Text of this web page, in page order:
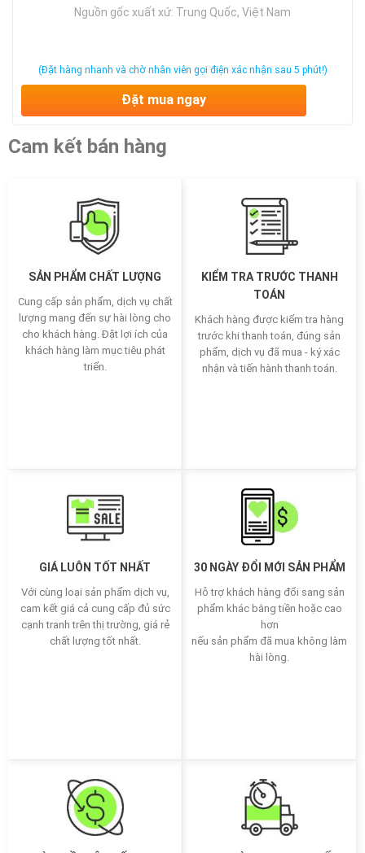
Nguồn gốc xuất xứ: Trung Quốc, Việt Nam
(Đặt hàng nhanh và chờ nhân viên gọi điện xác nhận sau 5 phút!)
Đặt mua ngay
Cam kết bán hàng
SẢN PHẨM CHẤT LƯỢNG
Cung cấp sản phẩm, dịch vụ chất
lượng mang đến sự hài lòng cho
cho khách hàng. Đặt lợi ích của
khách hàng làm mục tiêu phát
triển.
KIỂM TRA TRƯỚC THANH
TOÁN
Khách hàng được kiểm tra hàng
trước khi thanh toán, đúng sản
phẩm, dịch vụ đã mua - ký xác
nhận và tiến hành thanh toán.
GIÁ LUÔN TỐT NHẤT
Với cùng loại sản phẩm dịch vụ,
cam kết giá cả cung cấp đủ sức
cạnh tranh trên thị trường, giá rẻ
chất lượng tốt nhất.
30 NGÀY ĐỔI MỚI SẢN PHẨM
Hỗ trợ khách hàng đổi sang sản
phẩm khác bằng tiền hoặc cao
hơn
nếu sản phẩm đã mua không làm
hài lòng.